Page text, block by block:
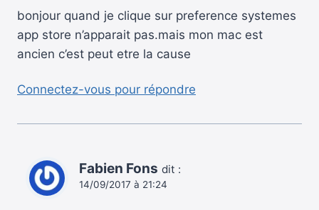
bonjour quand je clique sur preference systemes
app store n’apparait pas.mais mon mac est
ancien c’est peut etre la cause
Connectez-vous pour répondre
Fabien Fons dit :
14/09/2017 à 21:24